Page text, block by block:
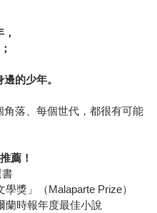
的少年。
角落、每個世代，都很有可能
薦！
獎」（Malaparte Prize）
時報年度最佳小說